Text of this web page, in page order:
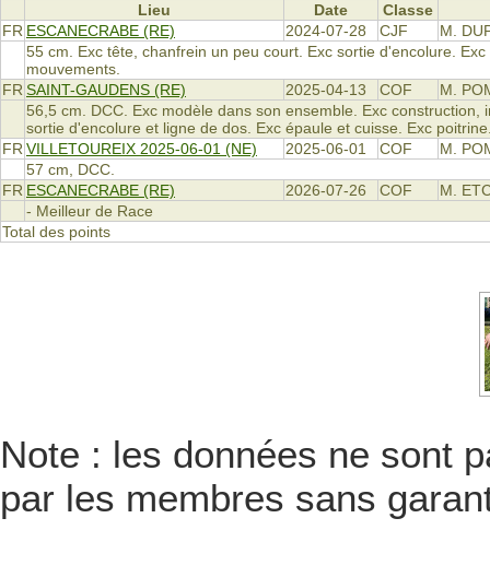
Lieu Date
Classe
FR ESCANECRABE (RE) 2024-07-28 CJF
M.
55 cm. Exc tête, chanfrein un peu court. Exc sortie d'encolure.
mouvements.
FRSAINT-GAUDENS (RE) 2025-04-13 COF
M.
56,5 cm. DCC. Exc modèle dans son ensemble. Exc
sortie d'encolure et ligne de dos. Exc épaule et cuisse. Exc
FRVILLETOUREIX 2025-06-01 (NE) 2025-06-01 COF
M.
57 cm, DCC.
FR ESCANECRABE (RE) 2026-07-26 COF
M.
- Meilleur de Race
Total des points
Note : les données ne sont
par les membres sans